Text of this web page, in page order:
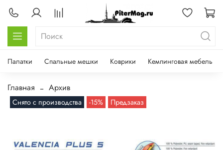
Палатки Спальные мешки Коврики Кемпинговая мебель
Главная Архив
Снято с производства -15% Предзаказ